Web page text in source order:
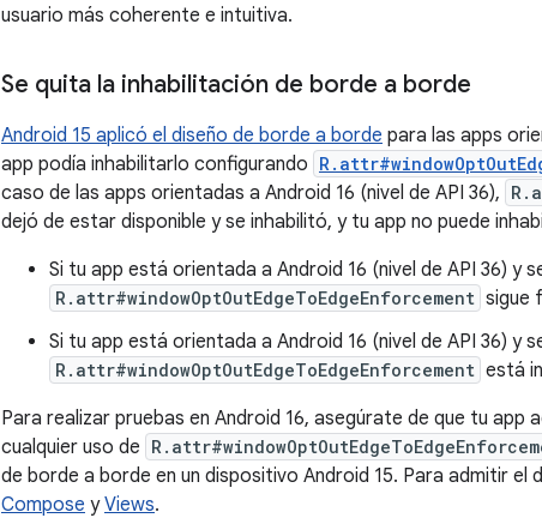
usuario más coherente e intuitiva.
Se quita la inhabilitación de borde a borde
Android 15 aplicó el diseño de borde a borde para las apps
app podía inhabilitarlo configurando
caso de las apps orientadas a Android 16 (nivel de API 36),
dejó de estar disponible y se inhabilitó, y tu app no puede
Si tu app está orientada a Android 16 (nivel de API 36) y
R.attr#windowOptOutEdgeToEdgeEnforcement sigue
Si tu app está orientada a Android 16 (nivel de API 36) y
R.attr#windowOptOutEdgeToEdgeEnforcement está
Para realizar pruebas en Android 16, asegúrate de que tu app
cualquier uso de
de borde a borde en un dispositivo Android 15. Para admitir el
Compose yViews.